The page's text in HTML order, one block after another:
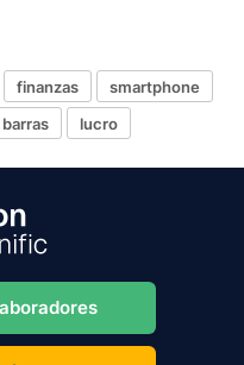
finanzas
smartphone
lucro